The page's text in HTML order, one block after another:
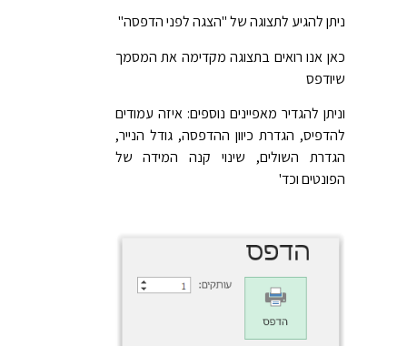
ניתן להגיע לתצוגה של "הצגה לפני הדפסה"
כאן אנו רואים בתצוגה מקדימה את המסמך
שיודפס
וניתן להגדיר מאפיינים נוספים: איזה עמודים
להדפיס, הגדרת כיוון ההדפסה, גודל הנייר,
הגדרת השולים, שינוי קנה המידה של
הפונטים וכד'